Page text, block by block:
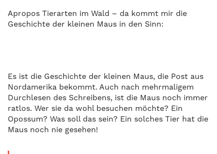
Apropos Tierarten im Wald – da kommt mir die
Geschichte der kleinen Maus in den Sinn:
Es ist die Geschichte der kleinen Maus, die Post aus
Nordamerika bekommt. Auch nach mehrmaligem
Durchlesen des Schreibens, ist die Maus noch immer
ratlos. Wer sie da wohl besuchen möchte? Ein
Opossum? Was soll das sein? Ein solches Tier hat die
Maus noch nie gesehen!